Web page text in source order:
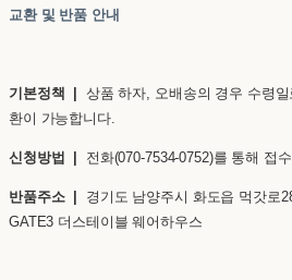
교환 및 반품 안내
기본정책 | 상품 하자, 오배송의 경우 수령
환이 가능합니다.
신청방법 | 전화(070-7534-0752)를 통해 접
반품주소 | 경기도 남양주시 화도읍 먹갓로
GATE3 더스테이블 웨어하우스